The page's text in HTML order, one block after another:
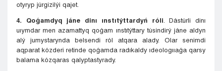
otyryp júrgizilýi qajet.
4. Qoǵamdyq jáne dinı ınstıtýttardyń róli . Dástúrli dinı
uıymdar men azamattyq qoǵam ınstıtýttary túsindirý jáne aldyn
alý jumystarynda belsendi ról atqara alady. Olar senimdi
aqparat kózderi retinde qoǵamda radıkaldy ıdeologııaǵa qarsy
balama kózqaras qalyptastyrady.